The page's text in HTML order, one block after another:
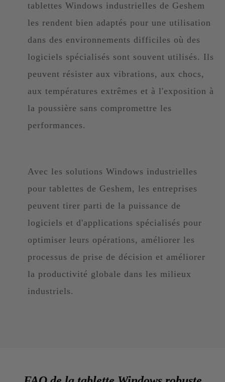
tablettes Windows industrielles de Geshem
les rendent bien adaptés pour une utilisation
dans des environnements difficiles où des
logiciels spécialisés sont souvent utilisés. Ils
peuvent résister aux vibrations, aux chocs,
aux températures extrêmes et à l'exposition à
la poussière sans compromettre les
performances.
Avec les solutions Windows industrielles
pour tablettes de Geshem, les entreprises
peuvent tirer parti de la puissance de
logiciels et d'applications spécialisés pour
optimiser leurs opérations, améliorer les
processus de prise de décision et améliorer
la productivité globale dans les milieux
industriels.